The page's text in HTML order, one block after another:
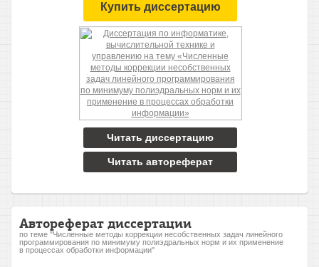
Купить диссертацию
Читать диссертацию
Читать автореферат
Автореферат диссертации
по теме "Численные методы коррекции несобственных задач линейного
программирования по минимуму полиэдральных норм и их применение
в процессах обработки информации"